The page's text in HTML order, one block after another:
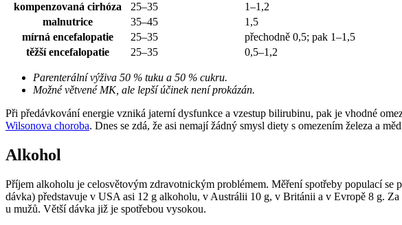
kompenzovaná cirhóza
25–35
1–1,2
malnutrice
35–45
1,5
mírná encefalopatie
25–35
přechodně 0,5; pak 1–1,5
těžší encefalopatie
25–35 0,5–1,2
Parenterální výživa 50 % tuku a 50 % cukru.
Možné větvené MK, ale lepší účinek není prokázán.
Při předávkování energie vzniká jaterní dysfunkce a vzestup bilirubinu, pak je vhodné
Wilsonova choroba. Dnes se zdá, že asi nemají žádný smysl diety s omezením železa a
Alkohol
Příjem alkoholu je celosvětovým zdravotnickým problémem. Měření spotřeby populací se
dávka) představuje v USA asi 12 g alkoholu, v Austrálii 10 g, v Británii a v Evropě 8 g.
u mužů. Větší dávka již je spotřebou vysokou.